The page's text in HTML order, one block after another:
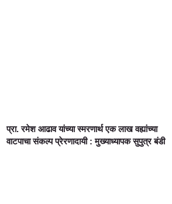
प्रा. रमेश आढाव यांच्या स्मरणार्थ एक लाख वह्यांच्या
वाटपाचा संकल्प प्रेरणादायी : मुख्याध्यापक सुपुत्र बंडी